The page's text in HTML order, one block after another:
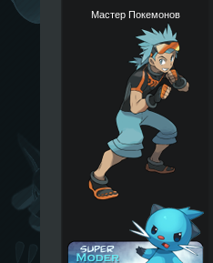
Мастер Покемонов